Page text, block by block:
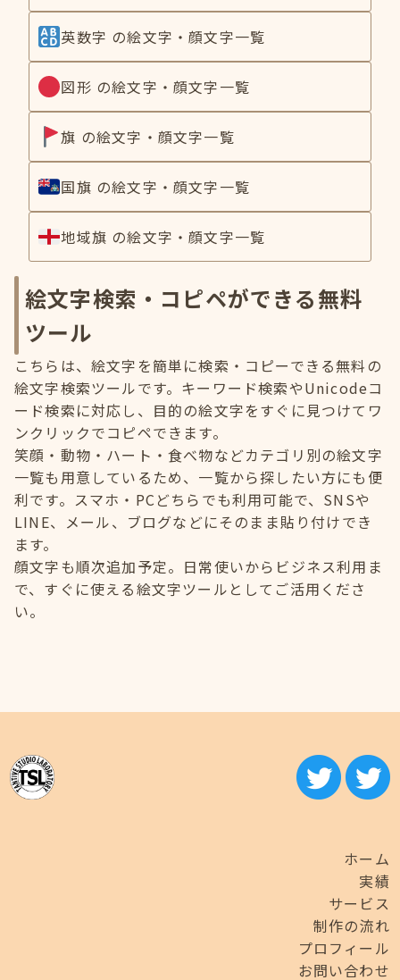
英数字 の絵文字・顔文字一覧
図形 の絵文字・顔文字一覧
旗 の絵文字・顔文字一覧
国旗 の絵文字・顔文字一覧
地域旗 の絵文字・顔文字一覧
絵文字検索・コピペができる無料
ツール
こちらは、絵文字を簡単に検索・コピーできる無料の
絵文字検索ツールです。キーワード検索やUnicodeコ
ード検索に対応し、目的の絵文字をすぐに見つけてワ
ンクリックでコピペできます。
笑顔・動物・ハート・食べ物などカテゴリ別の絵文字
一覧も用意しているため、一覧から探したい方にも便
利です。スマホ・PCどちらでも利用可能で、SNSや
LINE、メール、ブログなどにそのまま貼り付けでき
ます。
顔文字も順次追加予定。日常使いからビジネス利用ま
で、すぐに使える絵文字ツールとしてご活用くださ
い。
ホーム
実績
サービス
制作の流れ
プロフィール
お問い合わせ